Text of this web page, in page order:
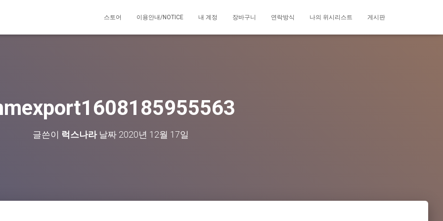
스토어 이용안내/NOTICE 내 계정 장바구니 연락방식 나의 위시리스트 게시판
글쓴이 럭스나라날짜 2020년 12월 17일